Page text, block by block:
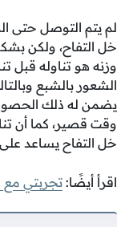
لم يتم التوصل حتى
خل التفاح، ولكن
وزنه هو تناوله قبل
الشعور بالشبع
يضمن له ذلك
وقت قصير، كما أن
خل التفاح يساعد على
اقرأ أيضًا: تجربتي مع